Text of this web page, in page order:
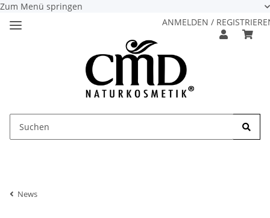
Zum Menü springen
ANMELDEN /
News